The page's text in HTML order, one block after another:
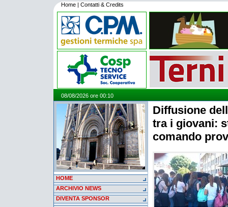
Home | Contatti & Credits
08/08/2026 ore 00:10
HOME
ARCHIVIO NEWS
DIVENTA SPONSOR
Diffusione
tra i giovani:
comando